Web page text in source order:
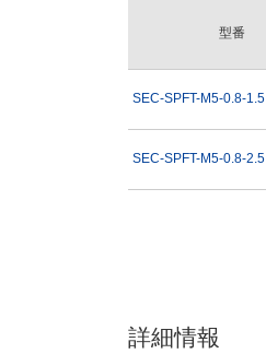
型番
SEC-SPFT-M5-0.8-1.5
SEC-SPFT-M5-0.8-2.5
詳細情報